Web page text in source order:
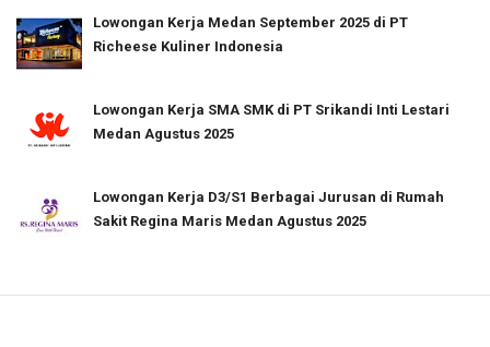
Lowongan Kerja Medan September 2025 di PT
Richeese Kuliner Indonesia
Lowongan Kerja SMA SMK di PT Srikandi Inti Lestari
Medan Agustus 2025
Lowongan Kerja D3/S1 Berbagai Jurusan di Rumah
Sakit Regina Maris Medan Agustus 2025